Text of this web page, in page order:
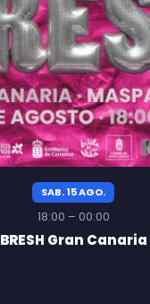
SAB. 15 AGO.
18:00 – 00:00
BRESH Gran Canaria